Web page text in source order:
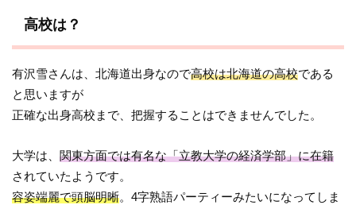
高校は？
有沢雪さんは、北海道出身なので高校は北海道の高校である
と思いますが
正確な出身高校まで、把握することはできませんでした。
大学は、関東方面では有名な「立教大学の経済学部」に在籍
されていたようです。
容姿端麗で頭脳明晰。4字熟語パーティーみたいになってしま